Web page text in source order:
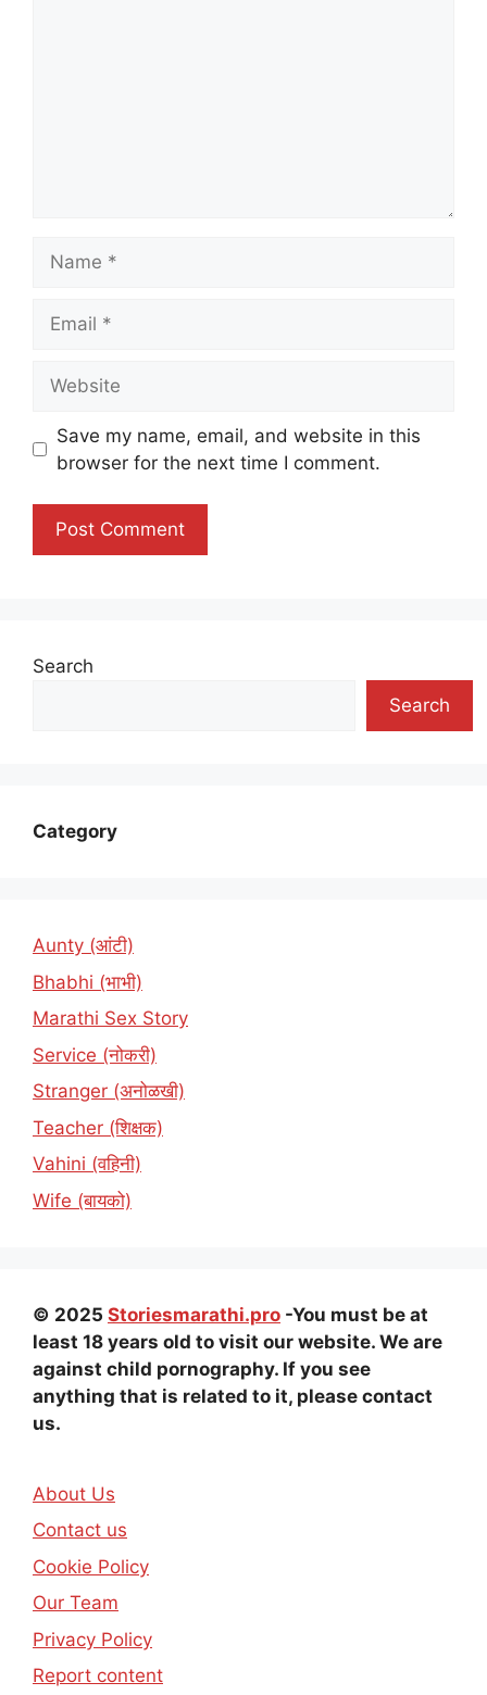
Save my name, email, and website in this
browser for the next time I comment.
Search
Search
Category
Aunty (आंटी)
Bhabhi (भाभी)
Marathi Sex Story
Service (नोकरी)
Stranger (अनोळखी)
Teacher (शिक्षक)
Vahini (वहिनी)
Wife (बायको)
© 2025 Storiesmarathi.pro -You must be at
least 18 years old to visit our website. We are
against child pornography. If you see
anything that is related to it, please contact
us.
About Us
Contact us
Cookie Policy
Our Team
Privacy Policy
Report content